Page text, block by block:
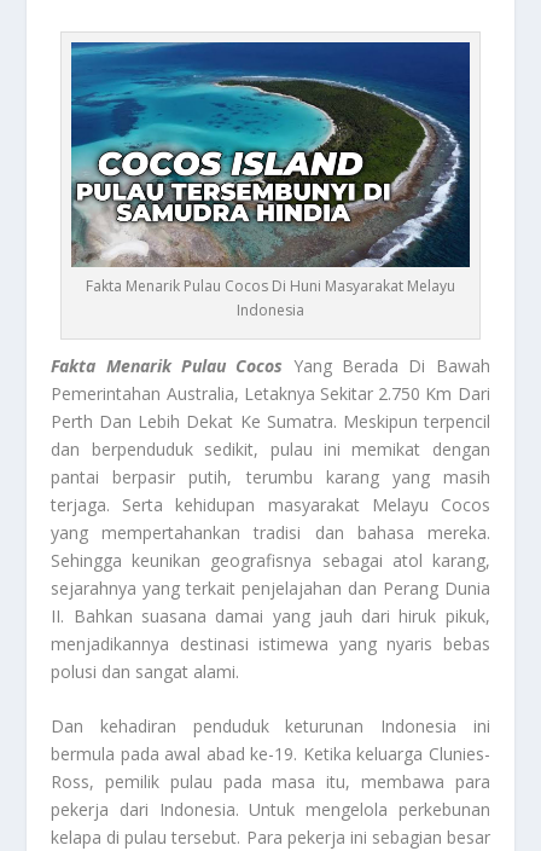
Fakta Menarik Pulau Cocos Di Huni Masyarakat Melayu
Indonesia
Fakta Menarik Pulau Cocos Yang Berada Di Bawah
Pemerintahan Australia, Letaknya Sekitar 2.750 Km Dari
Perth Dan Lebih Dekat Ke Sumatra. Meskipun terpencil
dan berpenduduk sedikit, pulau ini memikat dengan
pantai berpasir putih, terumbu karang yang masih
terjaga. Serta kehidupan masyarakat Melayu Cocos
yang mempertahankan tradisi dan bahasa mereka.
Sehingga keunikan geografisnya sebagai atol karang,
sejarahnya yang terkait penjelajahan dan Perang Dunia
II. Bahkan suasana damai yang jauh dari hiruk pikuk,
menjadikannya destinasi istimewa yang nyaris bebas
polusi dan sangat alami.
Dan kehadiran penduduk keturunan Indonesia ini
bermula pada awal abad ke-19. Ketika keluarga Clunies-
Ross, pemilik pulau pada masa itu, membawa para
pekerja dari Indonesia. Untuk mengelola perkebunan
kelapa di pulau tersebut. Para pekerja ini sebagian besar